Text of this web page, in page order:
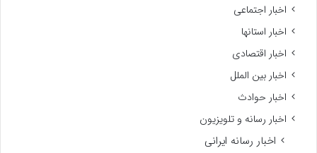
اخبار اجتماعی
اخبار استانها
اخبار اقتصادی
اخبار بین الملل
اخبار حوادث
اخبار رسانه و تلویزیون
اخبار رسانه ایرانی